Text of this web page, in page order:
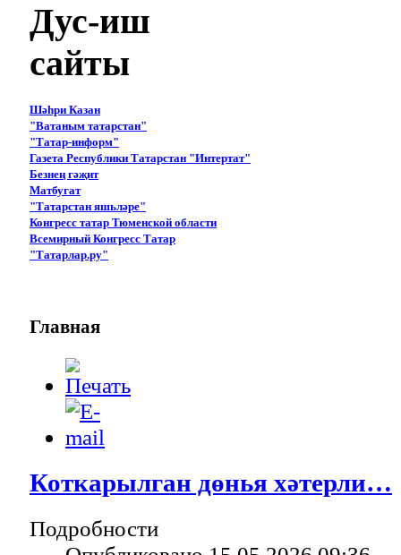
Дус-иш
сайты
Шәһри Казан
"Ватаным татарстан"
"Татар-информ"
Газета Республики Татарстан "Интертат"
Безнең гәҗит
Матбугат
"Татарстан яшьләре"
Конгресс татар Тюменской области
Всемирный Конгресс Татар
"Татарлар.ру"
Главная
Коткарылган дөнья хәтерли…
Подробности